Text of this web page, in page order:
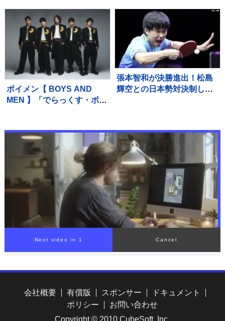
ームの連敗ストップ「みん
なの気持ちが1つになった」
ボイメン【 BOYS AND
MEN 】「でらっくす・ボー
現在は来年3月末まで移行期
間 メンバー5人全員が自身
のSNS上で一斉に発表
張本智和が決勝進出！松島
輝空との日本勢対決制し兄
00:00 /01:31
会社概要 有償版 スポンサー
ドキュメント
ポリシー
お問い合わせ
Copyright © 2010 CubeSoft, Inc.